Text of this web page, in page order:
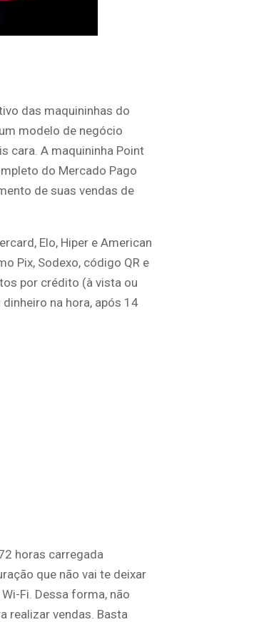
das maquininhas do
modelo de negócio
cara. A maquininha Point
do Mercado Pago
de suas vendas de
Elo, Hiper e American
Pix, Sodexo, código QR e
por crédito (à vista ou
dinheiro na hora, após 14
horas carregada
que não vai te deixar
Fi. Dessa forma, não
realizar vendas. Basta